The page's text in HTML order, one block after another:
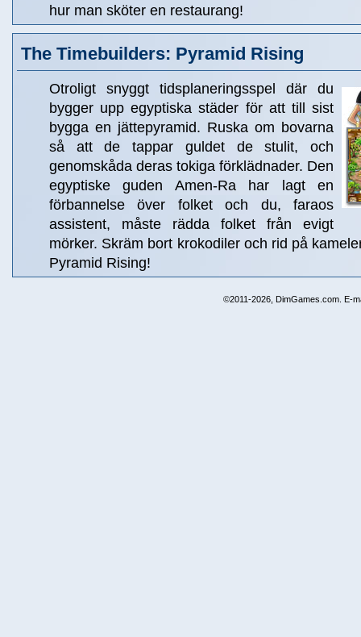
hur man sköter en restaurang!
The Timebuilders: Pyramid Rising
Otroligt snyggt tidsplaneringsspel där du
bygger upp egyptiska städer för att till sist
bygga en jättepyramid. Ruska om bovarna
så att de tappar guldet de stulit, och
genomskåda deras tokiga förklädnader. Den
egyptiske guden Amen-Ra har lagt en
förbannelse över folket och du, faraos
assistent, måste rädda folket från evigt
mörker. Skräm bort krokodiler och rid på
Pyramid Rising!
©2011-2026, DimGames.com. E-